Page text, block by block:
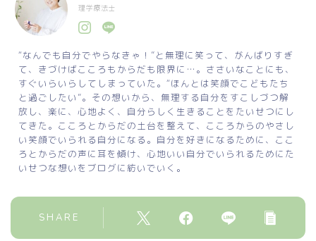
理学療法士
“なんでも自分でやらなきゃ！”と無理に笑って、がんばりすぎ
て、きづけばこころもからだも限界に…。ささいなことにも、
すぐいらいらしてしまっていた。“ほんとは笑顔でこどもたち
と過ごしたい”。その想いから、無理する自分をすこしづつ解
放し、楽に、心地よく、自分らしく生きることをたいせつにし
てきた。こころとからだの土台を整えて、こころからのやさし
い笑顔でいられる自分になる。自分を好きになるために、ここ
ろとからだの声に耳を傾け、心地いい自分でいられるためにた
いせつな想いをブログに紡いでいく。
SHARE